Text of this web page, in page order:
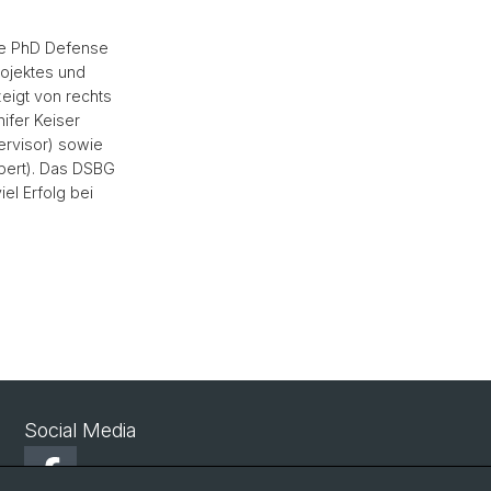
PhD Defense
und
von rechts
Keiser
sowie
Das DSBG
Erfolg bei
Social Media
Facebook